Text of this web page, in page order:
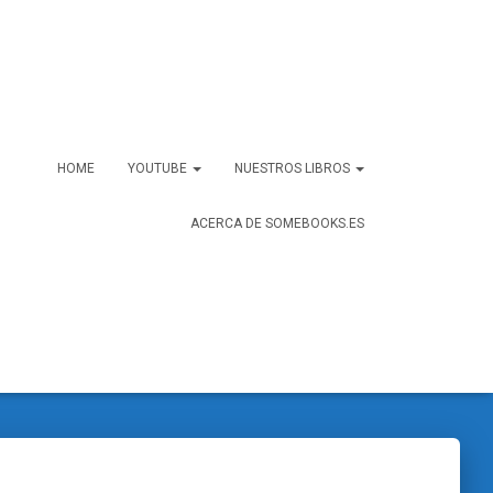
HOME YOUTUBE NUESTROS LIBROS
ACERCA DE SOMEBOOKS.ES